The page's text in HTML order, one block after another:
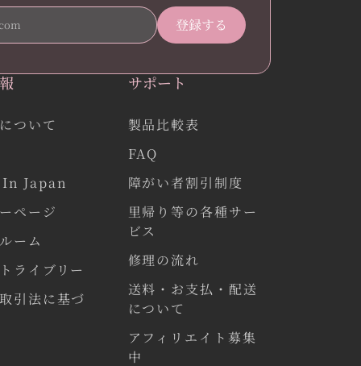
ついて
Japan
ページ
ーム
ライブリー
引法に基づ
サポート
製品比較表
FAQ
障がい者割引制度
里帰り等の各種サー
ビス
修理の流れ
送料・お支払・配送
について
アフィリエイト募集
中